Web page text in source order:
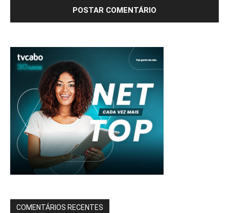
COMENTÁRIOS RECENTES